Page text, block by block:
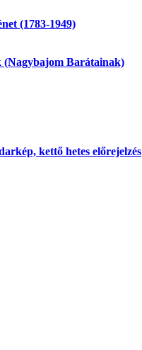
(1783-1949)
(Nagybajom Barátainak)
kettő hetes előrejelzés